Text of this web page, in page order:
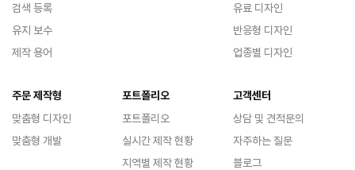
검색 등록
유지 보수
제작 용어
유료 디자인
반응형 디자인
업종별 디자인
주문 제작형
맞춤형 디자인
맞춤형 개발
포트폴리오
포트폴리오
실시간 제작 현황
지역별 제작 현황
고객센터
상담 및 견적문의
자주하는 질문
블로그